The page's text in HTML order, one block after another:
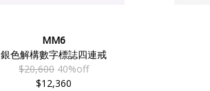
MM6
銀色解構數字標誌四連戒
$20,600 40%off
$12,360